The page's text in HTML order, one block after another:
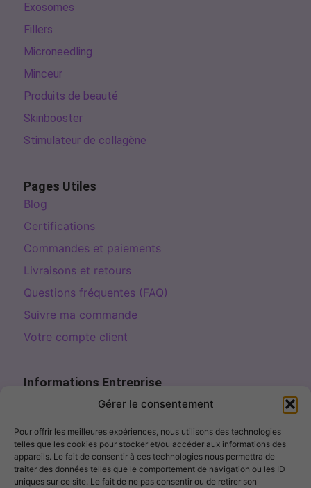
Gérer le consentement
Pour offrir les meilleures expériences, nous utilisons des technologies
telles que les cookies pour stocker et/ou accéder aux informations des
appareils. Le fait de consentir à ces technologies nous permettra de
traiter des données telles que le comportement de navigation ou les ID
uniques sur ce site. Le fait de ne pas consentir ou de retirer son
Exosomes
Fillers
Microneedling
Minceur
Produits de beauté
Skinbooster
Stimulateur de collagène
Pages Utiles
Blog
Certifications
Commandes et paiements
Livraisons et retours
Questions fréquentes (FAQ)
Suivre ma commande
Votre compte client
Informations Entreprise
Page de contact
10% OFF – Sign up!